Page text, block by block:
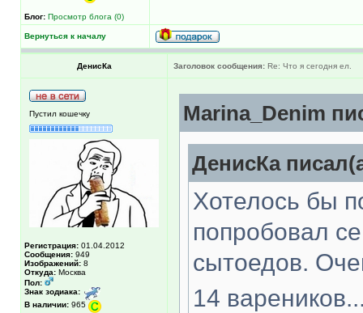
Блог: Просмотр блога (0)
Вернуться к началу
ДенисКа Заголовок сообщения: Re: Что я сегодня ел.
Пустил кошечку
Регистрация: 01.04.2012
Сообщения: 949
Изображений: 8
Откуда: Москва
Пол:
Знак зодиака:
В наличии: 965
Marina_Denim
ДенисКа
Хотелось бы
попробовал
сытоедов.
14